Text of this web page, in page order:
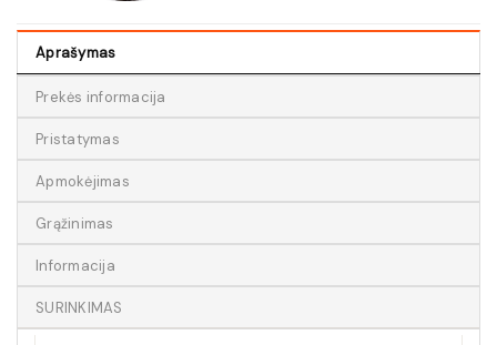
Aprašymas
Prekės informacija
Pristatymas
Apmokėjimas
Grąžinimas
Informacija
SURINKIMAS